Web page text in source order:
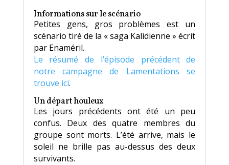
Informations sur le scénario
Petites gens, gros problèmes est un
scénario tiré de la « saga Kalidienne » écrit
par Enaméril.
Le résumé de l’épisode précédent de
notre campagne de Lamentations se
trouve ici.
Un départ houleux
Les jours précédents ont été un peu
confus. Deux des quatre membres du
groupe sont morts. L’été arrive, mais le
soleil ne brille pas au-dessus des deux
survivants.